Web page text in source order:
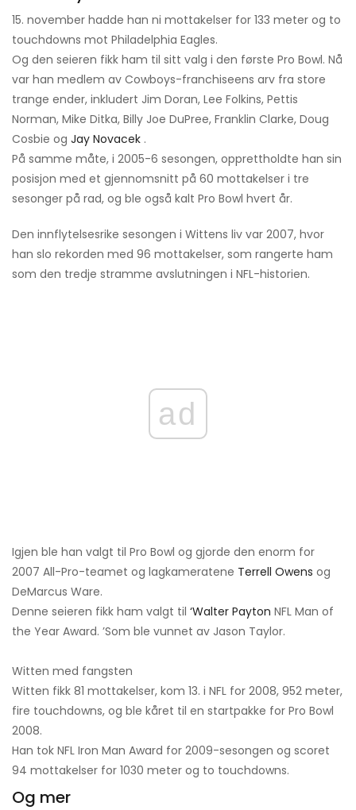
15. november hadde han ni mottakelser for 133 meter og to
touchdowns mot Philadelphia Eagles.
Og den seieren fikk ham til sitt valg i den første Pro Bowl. Nå
var han medlem av Cowboys-franchiseens arv fra store
trange ender, inkludert Jim Doran, Lee Folkins, Pettis
Norman, Mike Ditka, Billy Joe DuPree, Franklin Clarke, Doug
Cosbie og Jay Novacek .
På samme måte, i 2005-6 sesongen, opprettholdte han sin
posisjon med et gjennomsnitt på 60 mottakelser i tre
sesonger på rad, og ble også kalt Pro Bowl hvert år.
Den innflytelsesrike sesongen i Wittens liv var 2007, hvor
han slo rekorden med 96 mottakelser, som rangerte ham
som den tredje stramme avslutningen i NFL-historien.
ad
Igjen ble han valgt til Pro Bowl og gjorde den enorm for
2007 All-Pro-teamet og lagkameratene Terrell Owens og
DeMarcus Ware.
Denne seieren fikk ham valgt til ‘Walter Payton NFL Man of
the Year Award. ’Som ble vunnet av Jason Taylor.
Witten med fangsten
Witten fikk 81 mottakelser, kom 13. i NFL for 2008, 952 meter,
fire touchdowns, og ble kåret til en startpakke for Pro Bowl
2008.
Han tok NFL Iron Man Award for 2009-sesongen og scoret
94 mottakelser for 1030 meter og to touchdowns.
Og mer